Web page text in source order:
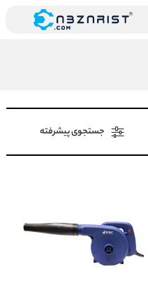
جستجوی پیشرفته